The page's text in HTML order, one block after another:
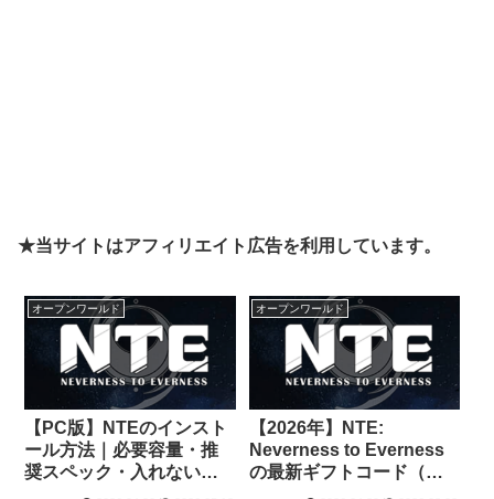
★当サイトはアフィリエイト広告を利用しています。
オープンワールド
【PC版】NTEのインスト
ール方法｜必要容量・推
奨スペック・入れない時
の注意点まとめ
オープンワールド
【2026年】NTE:
Neverness to Everness
の最新ギフトコード（交
換コード）一覧と入力方